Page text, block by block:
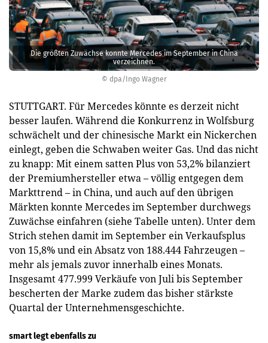
© dpa/Ingo Wagner
Die größten Zuwächse konnte Mercedes im September in China
verzeichnen.
STUTTGART. Für Mercedes könnte es derzeit nicht
besser laufen. Während die Konkurrenz in Wolfsburg
schwächelt und der chinesische Markt ein Nickerchen
einlegt, geben die Schwaben weiter Gas. Und das nicht
zu knapp: Mit einem satten Plus von 53,2% bilanziert
der Premiumhersteller etwa – völlig entgegen dem
Markttrend – in China, und auch auf den übrigen
Märkten konnte Mercedes im September durchwegs
Zuwächse einfahren (siehe Tabelle unten). Unter dem
Strich stehen damit im September ein Verkaufsplus
von 15,8% und ein Absatz von 188.444 Fahrzeugen –
mehr als jemals zuvor innerhalb eines Monats.
Insgesamt 477.999 Verkäufe von Juli bis September
bescherten der Marke zudem das bisher stärkste
Quartal der Unternehmensgeschichte.
smart legt ebenfalls zu